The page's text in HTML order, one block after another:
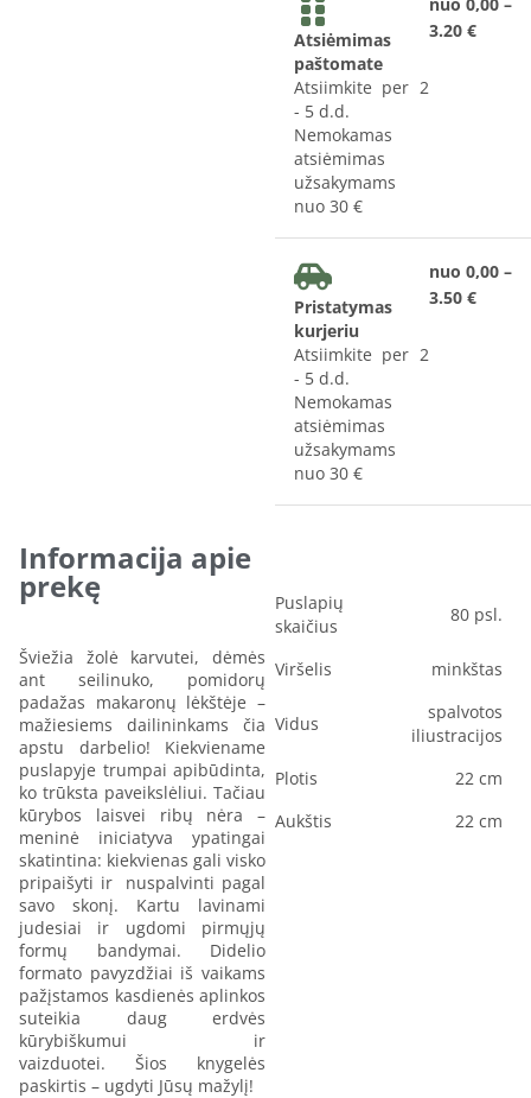
Atsiėmimas
paštomate
Atsiimkite per 2
- 5 d.d.
Nemokamas
atsiėmimas
užsakymams
nuo 30 €
3.20 €
Pristatymas
kurjeriu
Atsiimkite per 2
- 5 d.d.
Nemokamas
atsiėmimas
užsakymams
nuo 30 €
nuo 0,00 –
3.50 €
Informacija apie
prekę
Šviežia žolė karvutei, dėmės
ant seilinuko, pomidorų
padažas makaronų lėkštėje –
mažiesiems dailininkams čia
apstu darbelio! Kiekviename
puslapyje trumpai apibūdinta,
ko trūksta paveikslėliui. Tačiau
kūrybos laisvei ribų nėra –
meninė iniciatyva ypatingai
skatintina: kiekvienas gali visko
pripaišyti ir nuspalvinti pagal
savo skonį. Kartu lavinami
judesiai ir ugdomi pirmųjų
formų bandymai. Didelio
formato pavyzdžiai iš vaikams
pažįstamos kasdienės aplinkos
suteikia daug erdvės
kūrybiškumui ir
vaizduotei. Šios knygelės
paskirtis – ugdyti Jūsų mažylį!
Puslapių
skaičius
80 psl.
Viršelis minkštas
Vidus
spalvotos
iliustracijos
Plotis
22 cm
Aukštis
22 cm